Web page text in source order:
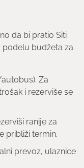
da bi pratio Siti
podelu budžeta za
Za
i rezerviše se
ranije za
približi termin.
prevoz, ulaznice